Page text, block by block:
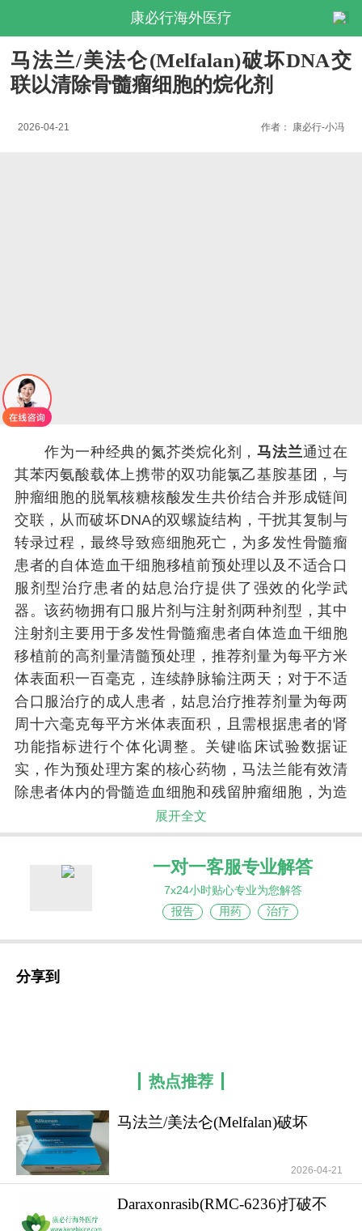
康必行海外医疗
马法兰/美法仑(Melfalan)破坏DNA交
联以清除骨髓瘤细胞的烷化剂
2026-04-21 作者： 康必行-小冯
作为一种经典的氮芥类烷化剂，马法兰通过在
其苯丙氨酸载体上携带的双功能氯乙基胺基团，与
肿瘤细胞的脱氧核糖核酸发生共价结合并形成链间
交联，从而破坏DNA的双螺旋结构，干扰其复制与
转录过程，最终导致癌细胞死亡，为多发性骨髓瘤
患者的自体造血干细胞移植前预处理以及不适合口
服剂型治疗患者的姑息治疗提供了强效的化学武
器。该药物拥有口服片剂与注射剂两种剂型，其中
注射剂主要用于多发性骨髓瘤患者自体造血干细胞
移植前的高剂量清髓预处理，推荐剂量为每平方米
体表面积一百毫克，连续静脉输注两天；对于不适
合口服治疗的成人患者，姑息治疗推荐剂量为每两
周十六毫克每平方米体表面积，且需根据患者的肾
功能指标进行个体化调整。关键临床试验数据证
实，作为预处理方案的核心药物，马法兰能有效清
除患者体内的骨髓造血细胞和残留肿瘤细胞，为造
血干细胞的成功植入创造必要的空间和条件，而在
姑息治疗场景中，它也能显著缩小肿瘤负荷并缓解
骨痛等症状，是血液肿瘤化疗殿堂中不可或缺的基
石药物。
展开全文
一对一客服专业解答
7x24小时贴心专业为您解答
报告
用药 治疗
分享到
热点推荐
马法兰/美法仑(Melfalan)破坏
2026-04-21
Daraxonrasib(RMC-6236)打破不